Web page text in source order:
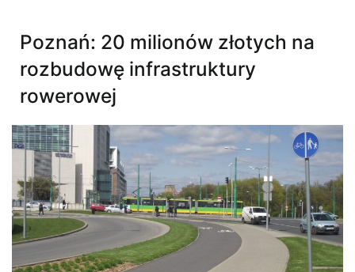
Poznań: 20 milionów złotych na
rozbudowę infrastruktury
rowerowej